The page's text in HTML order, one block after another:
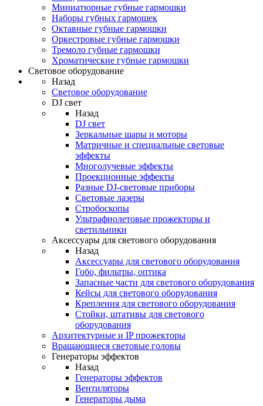
Миниатюрные губные гармошки
Наборы губных гармошек
Октавные губные гармошки
Оркестровые губные гармошки
Тремоло губные гармошки
Хроматические губные гармошки
Световое оборудование
Назад
Световое оборудование
DJ свет
Назад
DJ свет
Зеркальные шары и моторы
Матричные и специальные световые
эффекты
Многолучевые эффекты
Проекционные эффекты
Разные DJ-световые приборы
Световые лазеры
Стробоскопы
Ультрафиолетовые прожекторы и
светильники
Аксессуары для светового оборудования
Назад
Аксессуары для светового оборудования
Гобо, фильтры, оптика
Запасные части для светового оборудования
Кейсы для светового оборудования
Крепления для светового оборудования
Стойки, штативы для светового
оборудования
Архитектурные и IP прожекторы
Вращающиеся световые головы
Генераторы эффектов
Назад
Генераторы эффектов
Вентиляторы
Генераторы дыма